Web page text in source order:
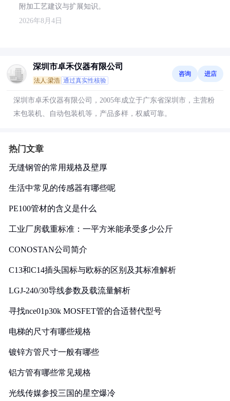
附加工艺建议与扩展知识。
2026年8月4日
深圳市卓禾仪器有限公司
法人:梁浩 通过真实性核验
咨询 进店
深圳市卓禾仪器有限公司，2005年成立于广东省深圳市，主营粉
末包装机、自动包装机等，产品多样，权威可靠。
热门文章
无缝钢管的常用规格及壁厚
生活中常见的传感器有哪些呢
PE100管材的含义是什么
工业厂房载重标准：一平方米能承受多少公斤
CONOSTAN公司简介
C13和C14插头国标与欧标的区别及其标准解析
LGJ-240/30导线参数及载流量解析
寻找nce01p30k MOSFET管的合适替代型号
电梯的尺寸有哪些规格
镀锌方管尺寸一般有哪些
铝方管有哪些常见规格
光线传媒参投三国的星空爆冷